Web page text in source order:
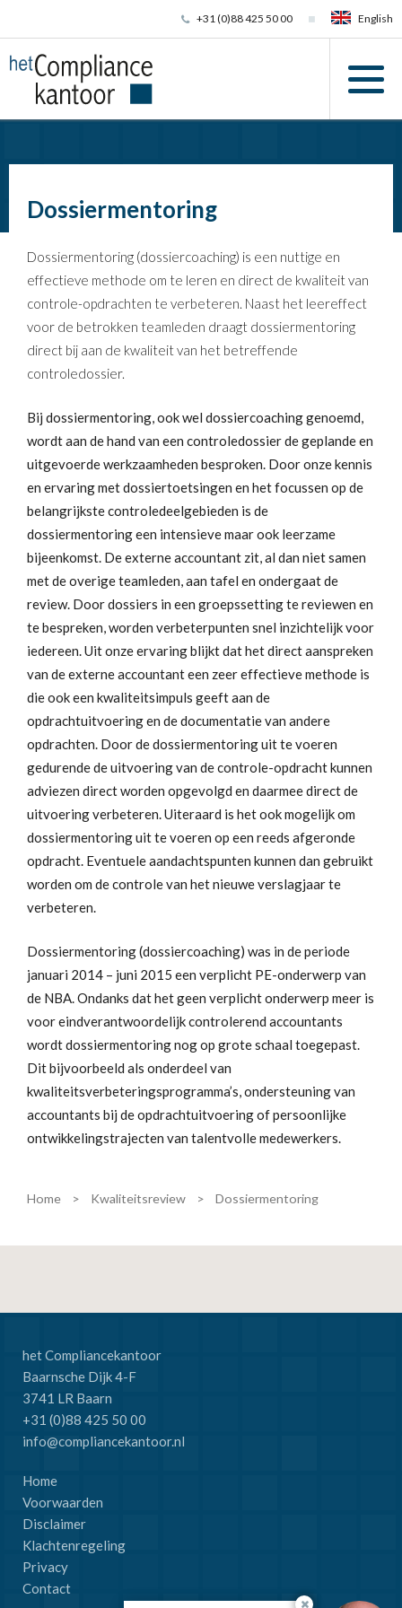
+31 (0)88 425 50 00 English
Dossiermentoring
Dossiermentoring (dossiercoaching) is een nuttige en
effectieve methode om te leren en direct de kwaliteit van
controle-opdrachten te verbeteren. Naast het leereffect
voor de betrokken teamleden draagt dossiermentoring
direct bij aan de kwaliteit van het betreffende
controledossier.
Bij dossiermentoring, ook wel dossiercoaching genoemd,
wordt aan de hand van een controledossier de geplande en
uitgevoerde werkzaamheden besproken. Door onze kennis
en ervaring met dossiertoetsingen en het focussen op de
belangrijkste controledeelgebieden is de
dossiermentoring een intensieve maar ook leerzame
bijeenkomst. De externe accountant zit, al dan niet samen
met de overige teamleden, aan tafel en ondergaat de
review. Door dossiers in een groepssetting te reviewen en
te bespreken, worden verbeterpunten snel inzichtelijk voor
iedereen. Uit onze ervaring blijkt dat het direct aanspreken
van de externe accountant een zeer effectieve methode is
die ook een kwaliteitsimpuls geeft aan de
opdrachtuitvoering en de documentatie van andere
opdrachten. Door de dossiermentoring uit te voeren
gedurende de uitvoering van de controle-opdracht kunnen
adviezen direct worden opgevolgd en daarmee direct de
uitvoering verbeteren. Uiteraard is het ook mogelijk om
dossiermentoring uit te voeren op een reeds afgeronde
opdracht. Eventuele aandachtspunten kunnen dan gebruikt
worden om de controle van het nieuwe verslagjaar te
verbeteren.
Dossiermentoring (dossiercoaching) was in de periode
januari 2014 – juni 2015 een verplicht PE-onderwerp van
de NBA. Ondanks dat het geen verplicht onderwerp meer is
voor eindverantwoordelijk controlerend accountants
wordt dossiermentoring nog op grote schaal toegepast.
Dit bijvoorbeeld als onderdeel van
kwaliteitsverbeteringsprogramma’s, ondersteuning van
accountants bij de opdrachtuitvoering of persoonlijke
ontwikkelingstrajecten van talentvolle medewerkers.
Home > Kwaliteitsreview > Dossiermentoring
het Compliancekantoor
Baarnsche Dijk 4-F
3741 LR Baarn
+31 (0)88 425 50 00
info@compliancekantoor.nl
Home
Voorwaarden
Disclaimer
Klachtenregeling
Privacy
Contact